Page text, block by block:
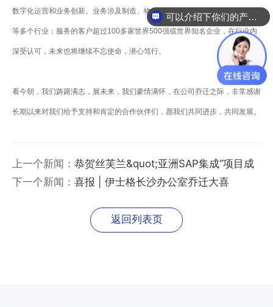
数字化运营和业务创新。业务涉及制造、物流、零售、金融保险、汽车和能源
等多个行业；服务的客户超过100多家世界500强或世界知名企业，在行业内
深受认可，未来也将继续不忘使命，潜心笃行。
看今朝，我们踌躇满志，展未来，我们豪情满怀，在公司乔迁之际，非常感谢
长期以来对我们给予支持和肯定的合作伙伴们，愿我们共同进步，共同发展。
上一个新闻： 恭贺丝芙兰&quot;亚洲SAP集成“项目成
功上线
下一个新闻： 喜报 | 伊士格长沙办公室乔迁大喜
返回列表页
可以介绍下你们的产品么